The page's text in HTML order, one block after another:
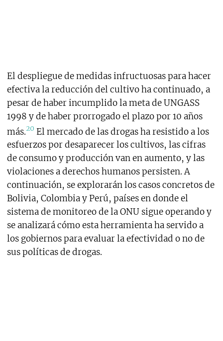
El despliegue de medidas infructuosas para hacer
efectiva la reducción del cultivo ha continuado, a
pesar de haber incumplido la meta de UNGASS
1998 y de haber prorrogado el plazo por 10 años
más.20 El mercado de las drogas ha resistido a los
esfuerzos por desaparecer los cultivos, las cifras
de consumo y producción van en aumento, y las
violaciones a derechos humanos persisten. A
continuación, se explorarán los casos concretos de
Bolivia, Colombia y Perú, países en donde el
sistema de monitoreo de la ONU sigue operando y
se analizará cómo esta herramienta ha servido a
los gobiernos para evaluar la efectividad o no de
sus políticas de drogas.